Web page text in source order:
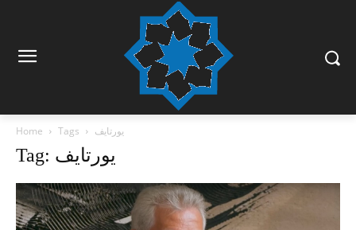
Home Tags یورتایف
Tag: یورتایف